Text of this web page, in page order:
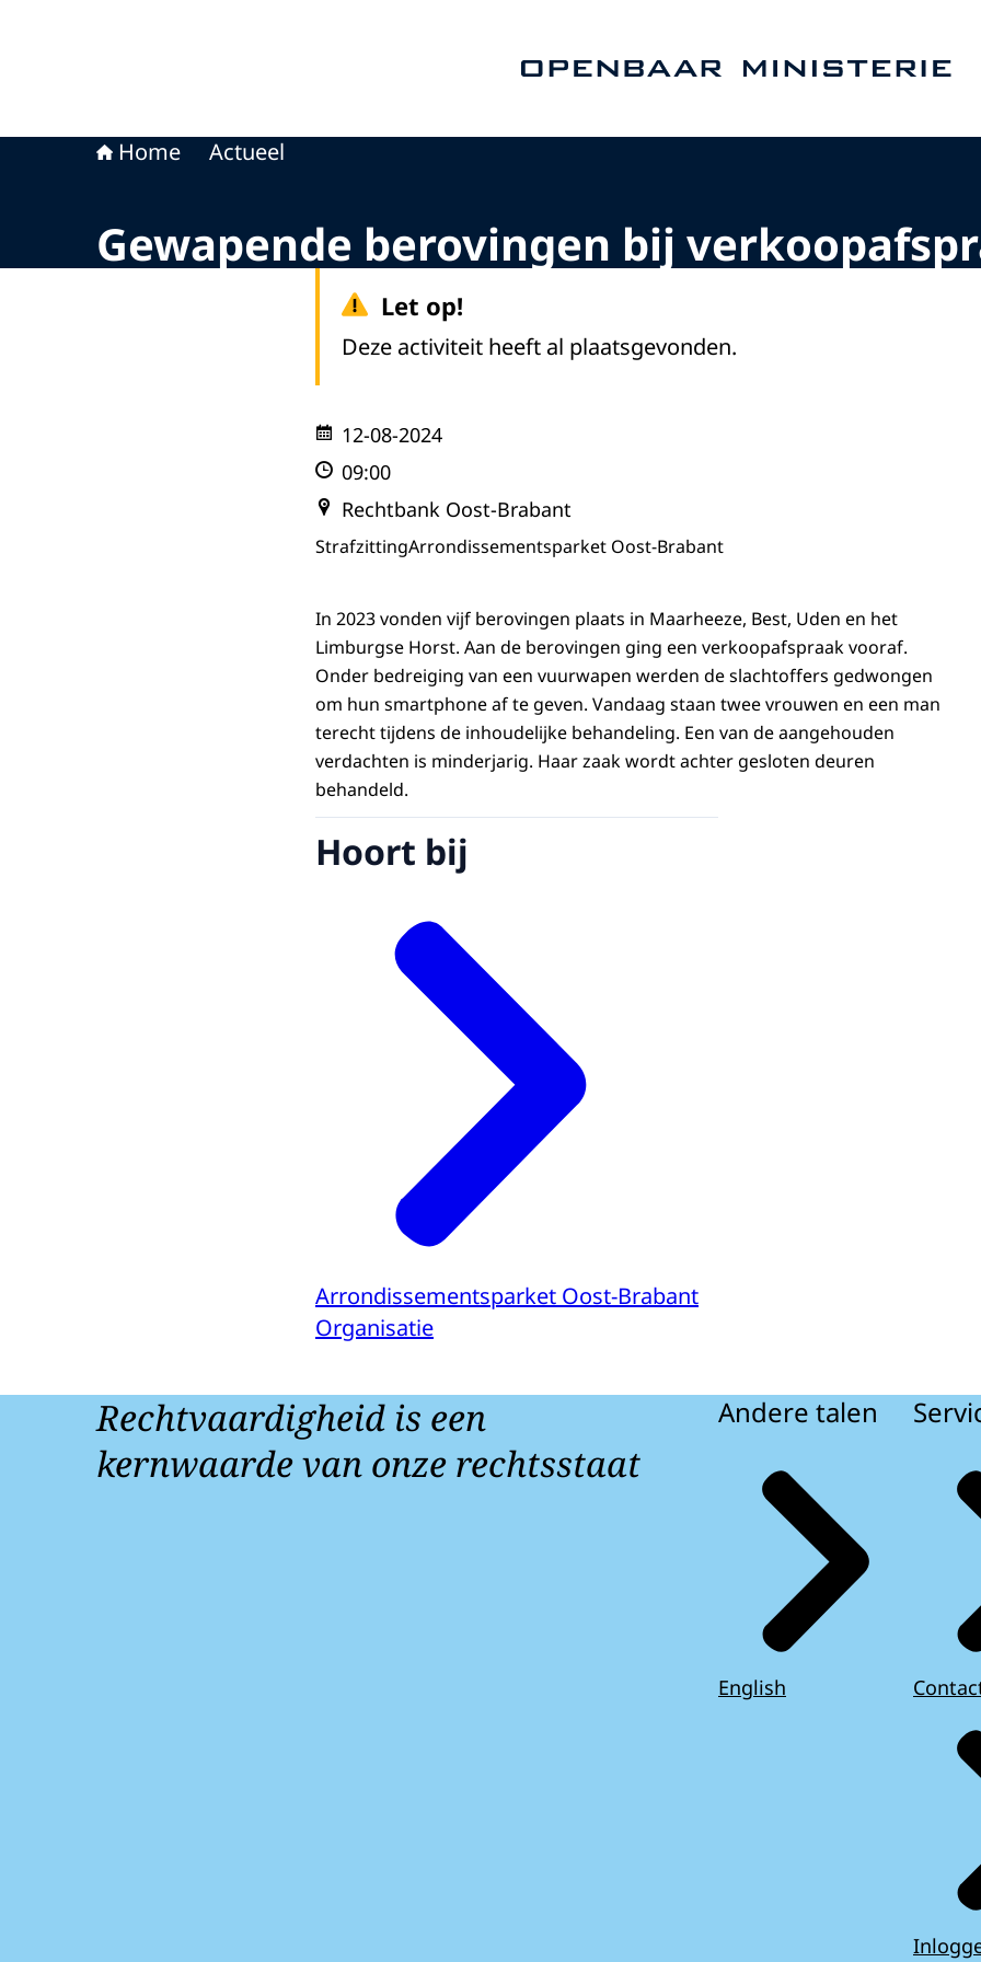
Home Actueel
Gewapende berovingen bij
Let op!
Deze activiteit heeft al plaatsgevonden.
12-08-2024
09:00
Rechtbank Oost-Brabant
StrafzittingArrondissementsparket Oost-Brabant
In 2023 vonden vijf berovingen plaats in Maarheeze, Best, Uden en het
Limburgse Horst. Aan de berovingen ging een verkoopafspraak vooraf.
Onder bedreiging van een vuurwapen werden de slachtoffers gedwongen
om hun smartphone af te geven. Vandaag staan twee vrouwen en een man
terecht tijdens de inhoudelijke behandeling. Een van de aangehouden
verdachten is minderjarig. Haar zaak wordt achter gesloten deuren
behandeld.
Hoort bij
Arrondissementsparket Oost-Brabant
Organisatie
Rechtvaardigheid is een
kernwaarde van onze rechtsstaat
Andere talen
English